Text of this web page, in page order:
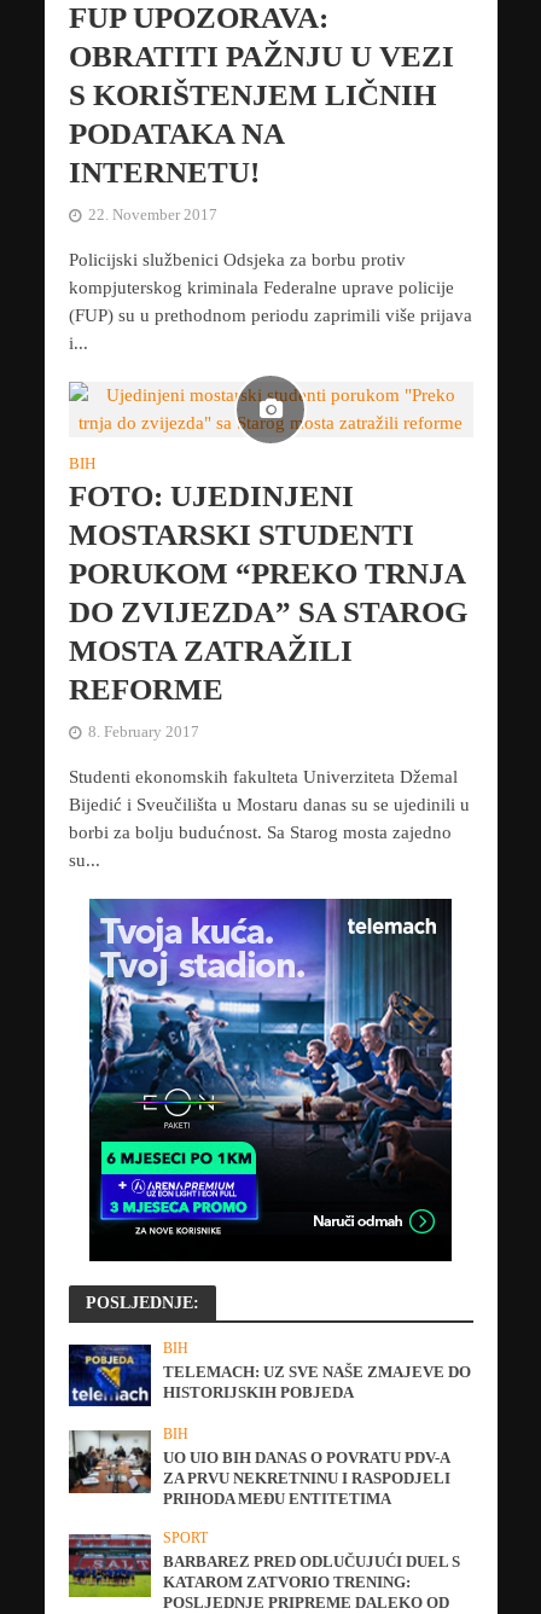
FUP UPOZORAVA:
OBRATITI PAŽNJU U VEZI
S KORIŠTENJEM LIČNIH
PODATAKA NA
INTERNETU!
22. November 2017
Policijski službenici Odsjeka za borbu protiv
kompjuterskog kriminala Federalne uprave policije
(FUP) su u prethodnom periodu zaprimili više prijava
i...
BIH
FOTO: UJEDINJENI
MOSTARSKI STUDENTI
PORUKOM “PREKO TRNJA
DO ZVIJEZDA” SA STAROG
MOSTA ZATRAŽILI
REFORME
8. February 2017
Studenti ekonomskih fakulteta Univerziteta Džemal
Bijedić i Sveučilišta u Mostaru danas su se ujedinili u
borbi za bolju budućnost. Sa Starog mosta zajedno
su...
POSLJEDNJE:
BIH
TELEMACH: UZ SVE NAŠE ZMAJEVE DO
HISTORIJSKIH POBJEDA
BIH
UO UIO BIH DANAS O POVRATU PDV-A
ZA PRVU NEKRETNINU I RASPODJELI
PRIHODA MEĐU ENTITETIMA
SPORT
BARBAREZ PRED ODLUČUJUĆI DUEL S
KATAROM ZATVORIO TRENING:
POSLJEDNJE PRIPREME DALEKO OD